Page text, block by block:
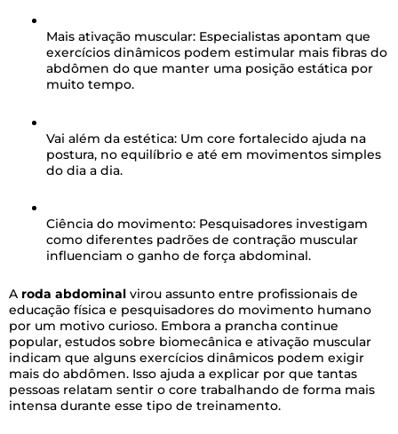
Mais ativação muscular: Especialistas apontam que
exercícios dinâmicos podem estimular mais fibras do
abdômen do que manter uma posição estática por
muito tempo.
Vai além da estética: Um core fortalecido ajuda na
postura, no equilíbrio e até em movimentos simples
do dia a dia.
Ciência do movimento: Pesquisadores investigam
como diferentes padrões de contração muscular
influenciam o ganho de força abdominal.
A roda abdominal virou assunto entre profissionais de
educação física e pesquisadores do movimento humano
por um motivo curioso. Embora a prancha continue
popular, estudos sobre biomecânica e ativação muscular
indicam que alguns exercícios dinâmicos podem exigir
mais do abdômen. Isso ajuda a explicar por que tantas
pessoas relatam sentir o core trabalhando de forma mais
intensa durante esse tipo de treinamento.